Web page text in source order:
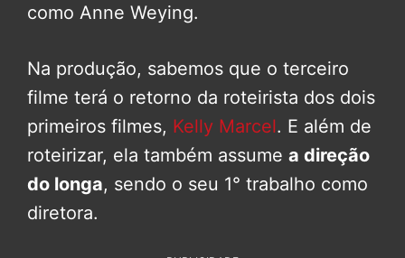
como Anne Weying.
Na produção, sabemos que o terceiro
filme terá o retorno da roteirista dos dois
primeiros filmes, Kelly Marcel. E além de
roteirizar, ela também assume a direção
do longa, sendo o seu 1° trabalho como
diretora.